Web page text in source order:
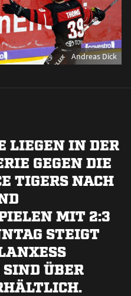
Andreas Dick
LIEGEN IN DER
GEGEN DIE
TIGERS NACH
MIT 2:3
STEIGT
ÜBER